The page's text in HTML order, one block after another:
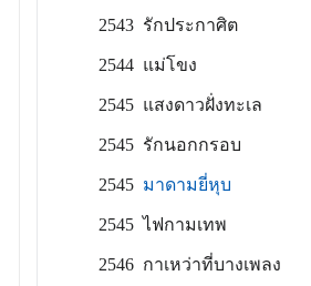
2543 รักประกาศิต
2544 แม่โขง
2545 แสงดาวฝั่งทะเล
2545 รักนอกกรอบ
2545 มาดามยี่หุบ
2545 ไฟกามเทพ
2546 กาเหว่าที่บางเพลง